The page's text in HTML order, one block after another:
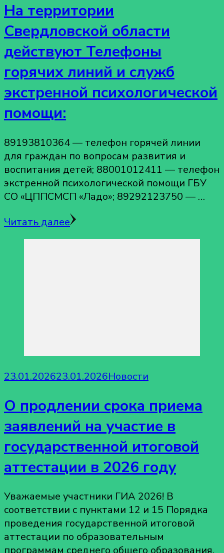
На территории
Свердловской области
действуют Телефоны
горячих линий и служб
экстренной психологической
помощи:
89193810364 — телефон горячей линии
для граждан по вопросам развития и
воспитания детей; 88001012411 — телефон
экстренной психологической помощи ГБУ
СО «ЦППСМСП «Ладо»; 89292123750 — …
Читать далее
23.01.202623.01.2026Новости
О продлении срока приема
заявлений на участие в
государственной итоговой
аттестации в 2026 году
Уважаемые участники ГИА 2026! В
соответствии с пунктами 12 и 15 Порядка
проведения государственной итоговой
аттестации по образовательным